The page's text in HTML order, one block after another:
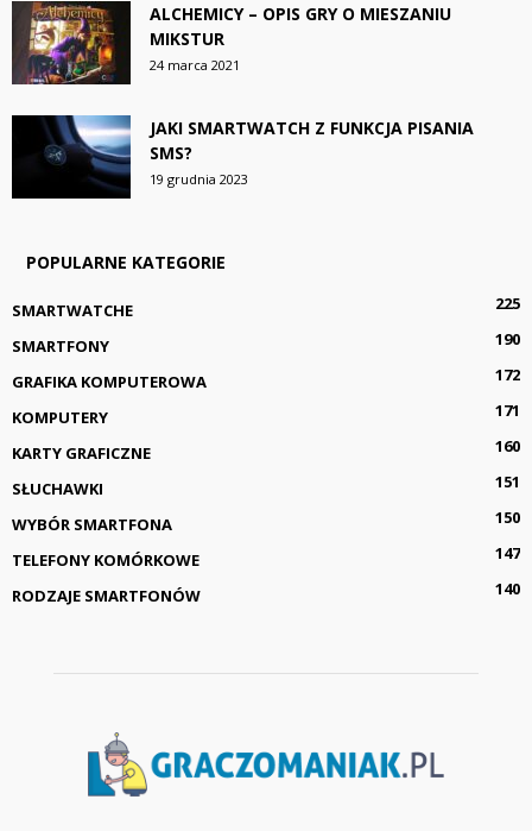
ALCHEMICY – OPIS GRY O MIESZANIU
MIKSTUR
24 marca 2021
JAKI SMARTWATCH Z FUNKCJA PISANIA
SMS?
19 grudnia 2023
POPULARNE KATEGORIE
SMARTWATCHE
225
SMARTFONY
190
GRAFIKA KOMPUTEROWA
172
KOMPUTERY
171
KARTY GRAFICZNE
160
SŁUCHAWKI
151
WYBÓR SMARTFONA
150
TELEFONY KOMÓRKOWE
147
RODZAJE SMARTFONÓW
140